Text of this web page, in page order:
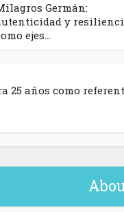
Germán:
y
ejes...
25 años como